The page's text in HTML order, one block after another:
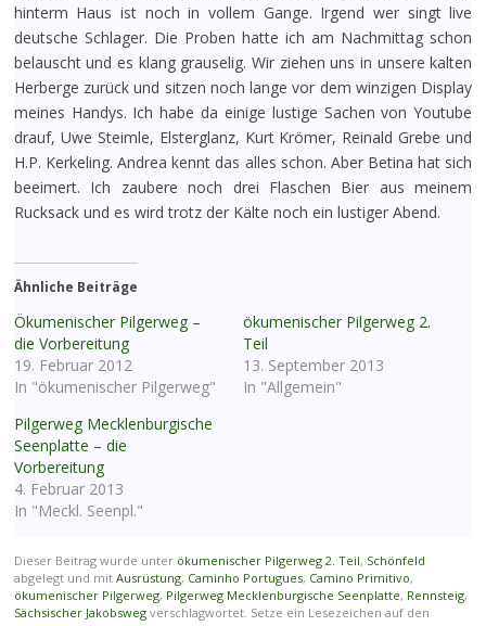
hinterm Haus ist noch in vollem Gange. Irgend wer singt live
deutsche Schlager. Die Proben hatte ich am Nachmittag schon
belauscht und es klang grauselig. Wir ziehen uns in unsere kalten
Herberge zurück und sitzen noch lange vor dem winzigen Display
meines Handys. Ich habe da einige lustige Sachen von Youtube
drauf, Uwe Steimle, Elsterglanz, Kurt Krömer, Reinald Grebe und
H.P. Kerkeling. Andrea kennt das alles schon. Aber Betina hat sich
beeimert. Ich zaubere noch drei Flaschen Bier aus meinem
Rucksack und es wird trotz der Kälte noch ein lustiger Abend.
Ähnliche Beiträge
Ökumenischer Pilgerweg –
die Vorbereitung
19. Februar 2012
In "ökumenischer Pilgerweg"
ökumenischer Pilgerweg 2.
Teil
13. September 2013
In "Allgemein"
Pilgerweg Mecklenburgische
Seenplatte – die
Vorbereitung
4. Februar 2013
In "Meckl. Seenpl."
Dieser Beitrag wurde unter ökumenischer Pilgerweg 2. Teil, Schönfeld
abgelegt und mit Ausrüstung, Caminho Portugues, Camino Primitivo,
ökumenischer Pilgerweg, Pilgerweg Mecklenburgische Seenplatte, Rennsteig,
Sächsischer Jakobswegverschlagwortet. Setze ein Lesezeichen auf den